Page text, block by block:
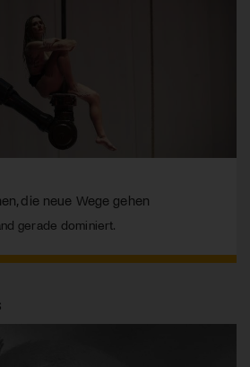
die neue Wege gehen
gerade dominiert.